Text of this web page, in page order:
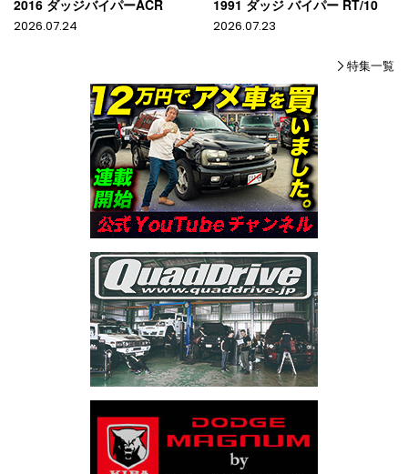
2016 ダッジバイパーACR
2026.07.24
1991 ダッジ バイパー RT/10
2026.07.23
特集一覧